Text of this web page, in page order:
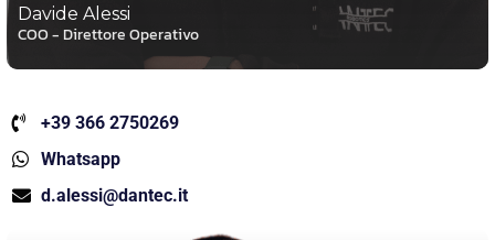
Davide Alessi
COO - Direttore Operativo
+39 366 2750269
Whatsapp
d.alessi@dantec.it